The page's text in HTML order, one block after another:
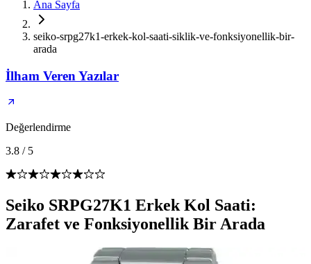
Ana Sayfa
seiko-srpg27k1-erkek-kol-saati-siklik-ve-fonksiyonellik-bir-
arada
İlham Veren Yazılar
Değerlendirme
3.8 / 5
Seiko SRPG27K1 Erkek Kol Saati:
Zarafet ve Fonksiyonellik Bir Arada